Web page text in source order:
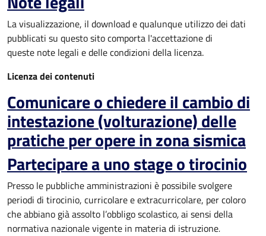
La visualizzazione, il download e qualunque utilizzo dei dati
pubblicati su questo sito comporta l'accettazione di
queste note legali e delle condizioni della licenza.
Licenza dei contenuti
Comunicare o chiedere il cambio di
intestazione (volturazione) delle
pratiche per opere in zona sismica
Partecipare a uno stage o tirocinio
Presso le pubbliche amministrazioni è possibile svolgere
periodi di tirocinio, curricolare e extracurricolare, per coloro
che abbiano già assolto l’obbligo scolastico,ai sensi della
normativa nazionale vigente in materia di istruzione.